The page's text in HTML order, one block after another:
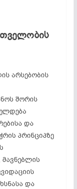
არსებობის
შორის
და
პრინციპზე
და